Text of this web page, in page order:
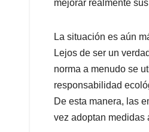
mejorar realmente
La situación es aún
Lejos de ser un
norma a menudo se
responsabilidad
De esta manera, las
vez adoptan medidas